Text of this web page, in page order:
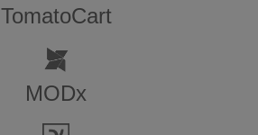
TomatoCart
MODx